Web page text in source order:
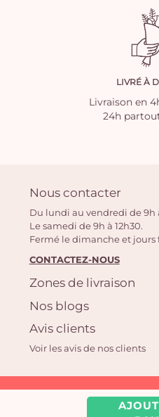
LIVRÉ À
Livraison en
24h
Nous contacter
Du lundi au vendredi de 9h
Le samedi de 9h à 12h30.
Fermé le dimanche et jours
CONTACTEZ-NOUS
Zones de livraison
Nos blogs
Avis clients
Voir les avis de nos clients
39 rue Anatole France, 92300